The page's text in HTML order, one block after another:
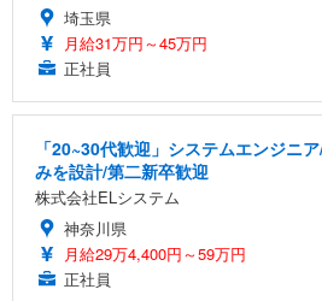
埼玉県
月給31万円～45万円
正社員
「20~30代歓迎」システムエンジニ
みを設計/第二新卒歓迎
株式会社ELシステム
神奈川県
月給29万4,400円～59万円
正社員